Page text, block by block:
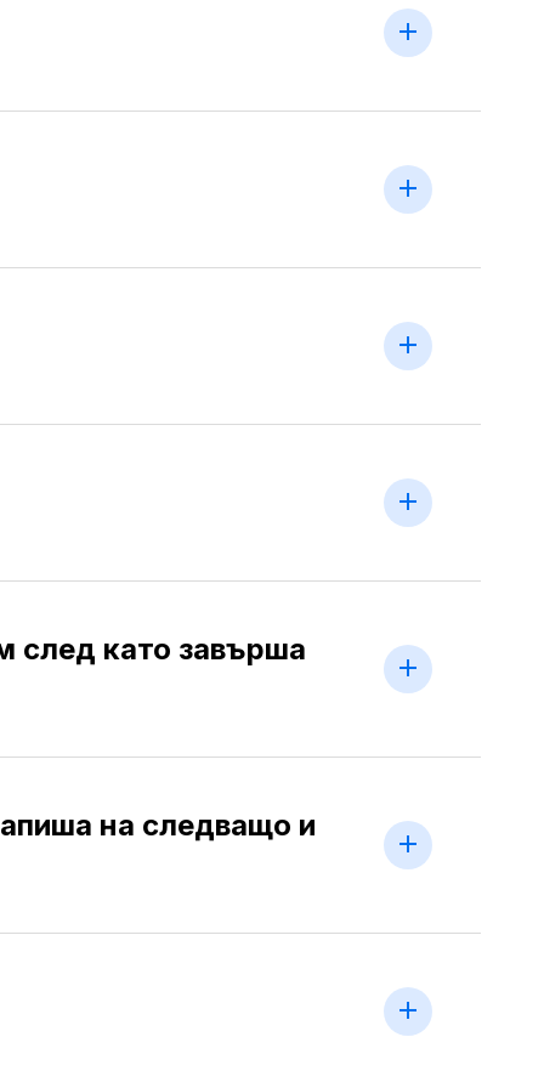
след като завърша
на следващо и